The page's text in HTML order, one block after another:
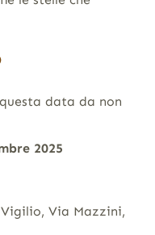
data da non
2025
Via Mazzini,